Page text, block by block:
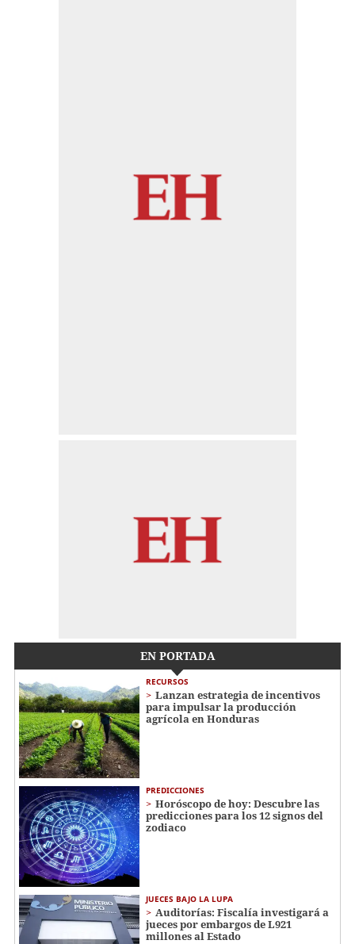
EN PORTADA
RECURSOS
Lanzan estrategia de incentivos
para impulsar la producción
agrícola en Honduras
PREDICCIONES
Horóscopo de hoy: Descubre las
predicciones para los 12 signos del
zodiaco
JUECES BAJO LA LUPA
Auditorías: Fiscalía investigará a
jueces por embargos de L921
millones al Estado